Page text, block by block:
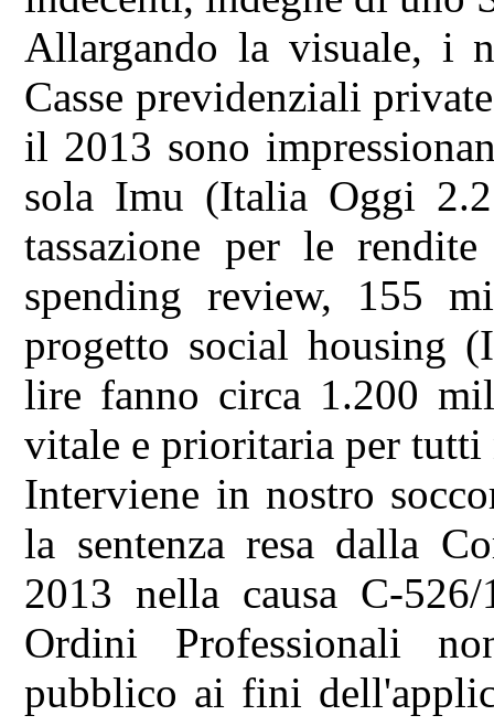
Allargando la visuale, i
Casse previdenziali
il 2013 sono
sola Imu (Italia Oggi
tassazione per le
spending review, 155
progetto social housing
lire fanno circa 1.200
vitale e prioritaria per tutti
Interviene in nostro
la sentenza resa dalla
2013 nella causa C-
Ordini Professionali
pubblico ai fini